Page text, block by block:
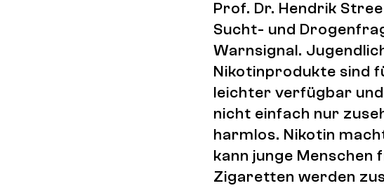
Prof. Dr. Hendrik
Sucht- und
Warnsignal.
Nikotinprodukte sind
leichter verfügbar
nicht einfach nur
harmlos. Nikotin
kann junge Menschen
Zigaretten werden